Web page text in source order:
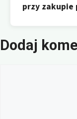
przy zakupie
Dodaj